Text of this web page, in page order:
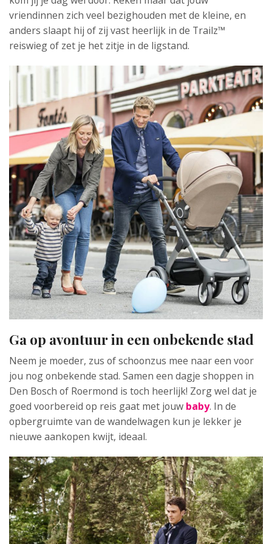
vriendinnen zich veel bezighouden met de kleine, en
anders slaapt hij of zij vast heerlijk in de Trailz™
reiswieg of zet je het zitje in de ligstand.
Ga op avontuur in een onbekende stad
Neem je moeder, zus of schoonzus mee naar een voor
jou nog onbekende stad. Samen een dagje shoppen in
Den Bosch of Roermond is toch heerlijk! Zorg wel dat je
goed voorbereid op reis gaat met jouw baby. In de
opbergruimte van de wandelwagen kun je lekker je
nieuwe aankopen kwijt, ideaal.